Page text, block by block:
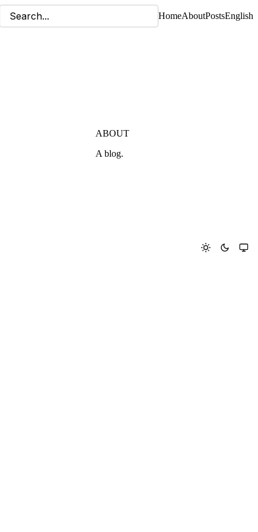
HomeAboutPostsEnglish
ABOUT
A blog.